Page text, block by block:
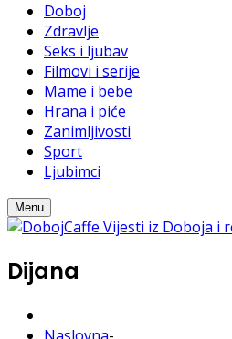
Doboj
Zdravlje
Seks i ljubav
Filmovi i serije
Mame i bebe
Hrana i piće
Zanimljivosti
Sport
Ljubimci
Menu
Dijana